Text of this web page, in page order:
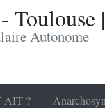
Toulouse
Autonome
AIT ?